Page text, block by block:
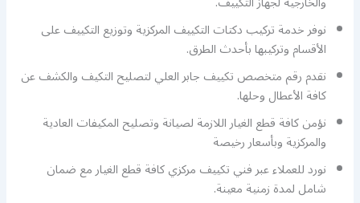
نوفر خدمة تركيب دكتات التكييف المركزية وتوزيع التكييف على
الأقسام وتركيبها بأحدث الطرق.
نقدم رقم متخصص تكييف جابر العلي لتصليح التكيف والكشف عن
كافة الأعطال وحلها.
نؤمن كافة قطع الغيار اللازمة لصيانة وتصليح المكيفات العادية
والمركزية وبأسعار رخيصة
نورد للعملاء عبر فني تكييف مركزي كافة قطع الغيار مع ضمان
شامل لمدة زمنية معينة.